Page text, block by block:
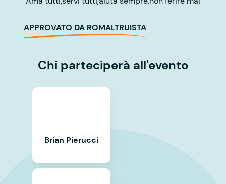
APPROVATO DA ROMALTRUISTA
Chi parteciperà all'evento
Brian Pierucci